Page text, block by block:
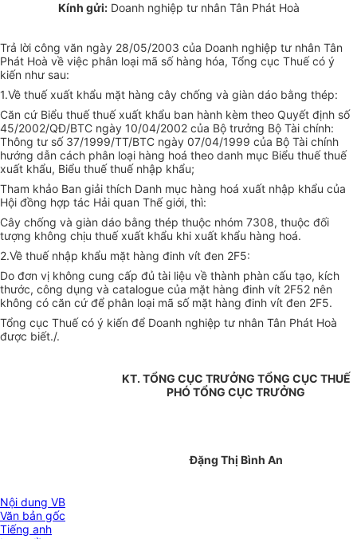
Kính gửi:Doanh nghiệp tư nhân Tân Phát Hoà
Trả lời công văn ngày 28/05/2003 của Doanh nghiệp tư nhân Tân
Phát Hoà về việc phân loại mã số hàng hóa, Tổng cục Thuế có ý
kiến như sau:
1.Về thuế xuất khẩu mặt hàng cây chống và giàn dáo bằng thép:
Căn cứ Biểu thuế thuế xuất khẩu ban hành kèm theo Quyết định số
45/2002/QĐ/BTC ngày 10/04/2002 của Bộ trưởng Bộ Tài chính:
Thông tư số 37/1999/TT/BTC ngày 07/04/1999 của Bộ Tài chính
hướng dẫn cách phân loại hàng hoá theo danh mục Biểu thuế thuế
xuất khẩu, Biểu thuế thuế nhập khẩu;
Tham khảo Ban giải thích Danh mục hàng hoá xuất nhập khẩu của
Hội đồng hợp tác Hải quan Thế giới, thì:
Cây chống và giàn dáo bằng thép thuộc nhóm 7308, thuộc đối
tượng không chịu thuế xuất khẩu khi xuất khẩu hàng hoá.
2.Về thuế nhập khẩu mặt hàng đinh vít đen 2F5:
Do đơn vị không cung cấp đủ tài liệu về thành phàn cấu tạo, kích
thước, công dụng và catalogue của mặt hàng đinh vít 2F52 nên
không có căn cứ để phân loại mã số mặt hàng đinh vít đen 2F5.
Tổng cục Thuế có ý kiến để Doanh nghiệp tư nhân Tân Phát Hoà
được biết./.
KT. TỔNG CỤC TRƯỞNG TỔNG CỤC THUẾ
PHÓ TỔNG CỤC TRƯỞNG
Đặng Thị Bình An
Nội dung VB
Văn bản gốc
Tiếng anh